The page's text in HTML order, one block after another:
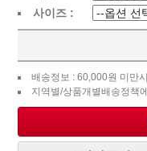
사이즈 :
배송정보 : 60,000원 미만
지역별/상품개별배송정책